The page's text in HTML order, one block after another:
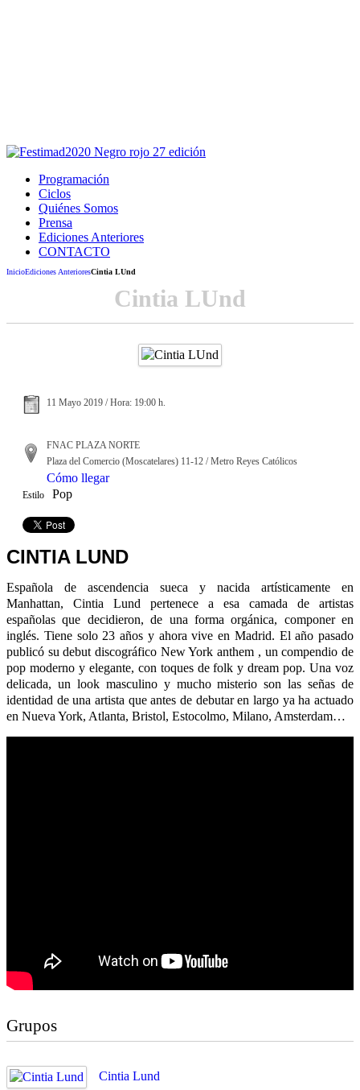
Programación
Ciclos
Quiénes Somos
Prensa
Ediciones Anteriores
CONTACTO
InicioEdiciones AnterioresCintia LUnd
Cintia LUnd
11 Mayo 2019 / Hora: 19:00 h.
FNAC PLAZA NORTE
Plaza del Comercio (Moscatelares) 11-12 / Metro Reyes Católicos
Cómo llegar
Estilo Pop
CINTIA LUND
Española de ascendencia sueca y nacida artísticamente en
Manhattan, Cintia Lund pertenece a esa camada de artistas
españolas que decidieron, de una forma orgánica, componer en
inglés. Tiene solo 23 años y ahora vive en Madrid. El año pasado
publicó su debut discográfico New York anthem , un compendio de
pop moderno y elegante, con toques de folk y dream pop. Una voz
delicada, un look masculino y mucho misterio son las señas de
identidad de una artista que antes de debutar en largo ya ha actuado
en Nueva York, Atlanta, Bristol, Estocolmo, Milano, Amsterdam…
Grupos
Cintia Lund